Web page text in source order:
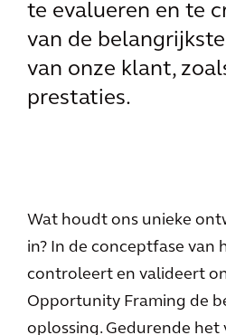
te evalueren en te
van de
van onze klant,
prestaties.
Wat houdt ons unieke
in? In de conceptfase van
controleert en valideert
Opportunity Framing de
oplossing. Gedurende het